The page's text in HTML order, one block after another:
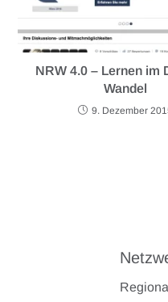
NRW 4.0 – Lernen im
Wandel
9. Dezember